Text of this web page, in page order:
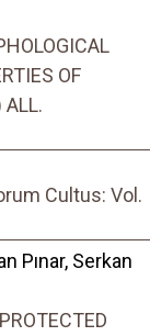
OF
ALL.
Cultus: Vol.
Pınar, Serkan